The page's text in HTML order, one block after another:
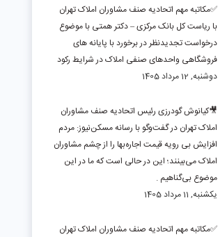
✅مکاتبه مهم اتحادیه صنف مشاوران املاک تهران
با ریاست کل بانک مرکزی – دکتر همتی با موضوع
درخواست تجدیدنظر در برخورد با پایانه های
فروشگاهی واحدهای صنفی املاک در شرایط رکود
دوشنبه, 12 مرداد 1405
🎥کیانوش گودرزی رئیس اتحادیه صنف مشاوران
املاک تهران در گفت‌وگو با رسانه مسکن‌نیوز: مردم
افزایش بی رویه قیمت اجاره‌بها را از چشم مشاوران
املاک می‌بینند؛ این در حالی است که ما در این
موضوع بی‌گناهیم .
یکشنبه, 11 مرداد 1405
✅مکاتبه مهم اتحادیه صنف مشاوران املاک تهران